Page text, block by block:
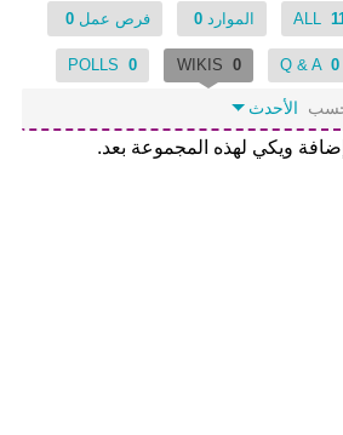
ALL الموارد 0 فرص عمل0
Q & A 0
WIKIS 0 (علامة التبويب النشطة)
POLLS 0
الأحدث
ويكي لهذه المجموعة بعد.